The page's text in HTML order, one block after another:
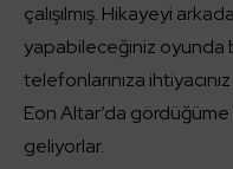
çalışılmış. Hikayeyi
yapabileceğiniz oyunda
telefonlarınıza
Eon Altar’da gördüğüme
geliyorlar.